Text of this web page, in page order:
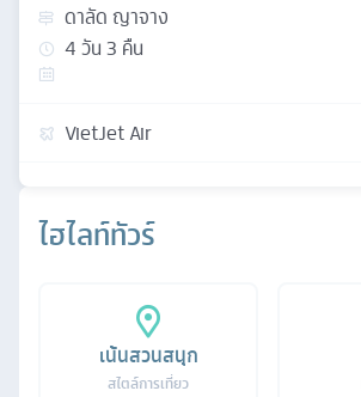
ไฮไลท์ทัวร์
เน้นสวนสนุก
สไตล์การเที่ยว
ดาลัด ญาจาง
4วัน3 คืน
VietJet Air